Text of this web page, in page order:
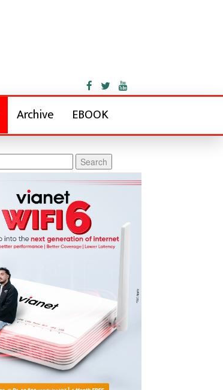
Archive EBOOK